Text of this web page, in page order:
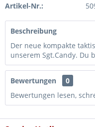
Artikel-Nr.:
Beschreibung
Der neue kompakte
unserem Sgt.Candy. Du
Bewertungen
0
Bewertungen lesen,